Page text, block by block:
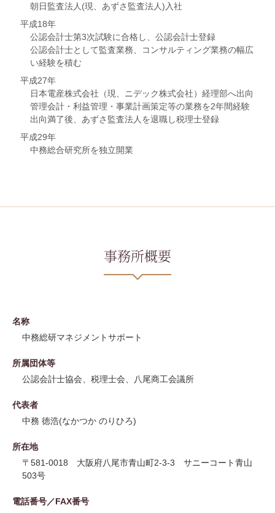
朝日監査法人(現、あずさ監査法人)入社
平成18年
公認会計士第3次試験に合格し、公認会計士登録
公認会計士として監査業務、コンサルティング業務の幅広
い経験を積む
平成27年
日本電産株式会社（現、ニデック株式会社）経理部へ出向
管理会計・利益管理・事業計画策定等の業務を2年間経験
出向満了後、あずさ監査法人を退職し税理士登録
平成29年
中務総合研究所を独立開業
事務所概要
名称
中務総研マネジメントサポート
所属団体等
公認会計士協会、税理士会、八尾商工会議所
代表者
中務 徳浩(なかつか のりひろ)
所在地
〒581-0018 大阪府八尾市青山町2-3-3 サニーコート青山
503号
電話番号／FAX番号